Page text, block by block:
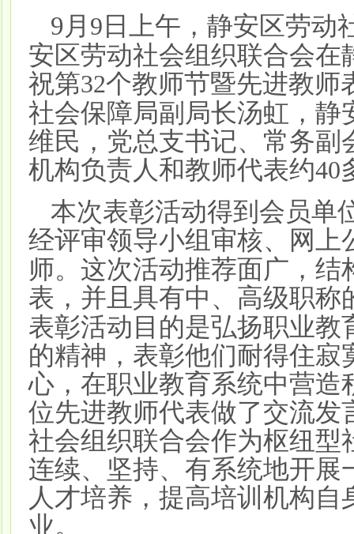
9 月 9 日上午，静安区劳动
安区劳动社会组织联合会
祝第32个教师节暨先进教师
社会保障局副局长汤虹，
维民，党总支书记、常务
机构负责人和教师代表约40
本次表彰活动得到会员单
经评审领导小组审核、网上
师。这次活动推荐面广，
表，并且具有中、高级职称
表彰活动目的是弘扬职业
的精神，表彰他们耐得住
心，在职业教育系统中营
位先进教师代表做了交流
社会组织联合会作为枢纽
连续、坚持、有系统地开
人才培养，提高培训机构
业。